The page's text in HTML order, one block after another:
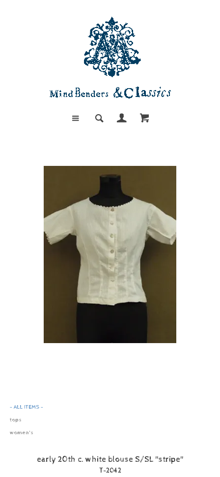
- ALL ITEMS -
tops
women's
early 20th c. white blouse S/SL "stripe"
T-2042